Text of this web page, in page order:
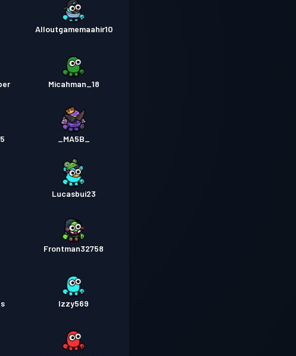
Alloutgamemaahir10
Micahman_18
Lucasbui23
Frontman32758
Izzy569